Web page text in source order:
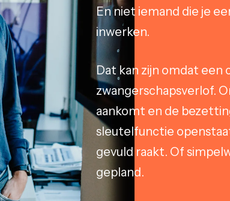
En niet iemand die je
inwerken.
Dat kan zijn omdat
zwangerschapsverlof.
aankomt en de
sleutelfunctie
gevuld raakt. Of
gepland.